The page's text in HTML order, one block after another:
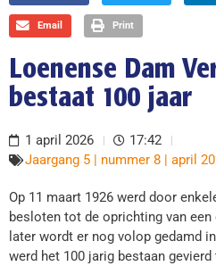
Email Print
Loenense Dam
bestaat 100 jaar
1 april 2026
17:42
Jaargang 5 | nummer 8 | april
Op 11 maart 1926 werd door
besloten tot de oprichting van
later wordt er nog volop gedamd
werd het 100 jarig bestaan